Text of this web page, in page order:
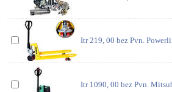
Itr 219, 00 bez Pvn.
Itr 1090, 00 bez Pvn.